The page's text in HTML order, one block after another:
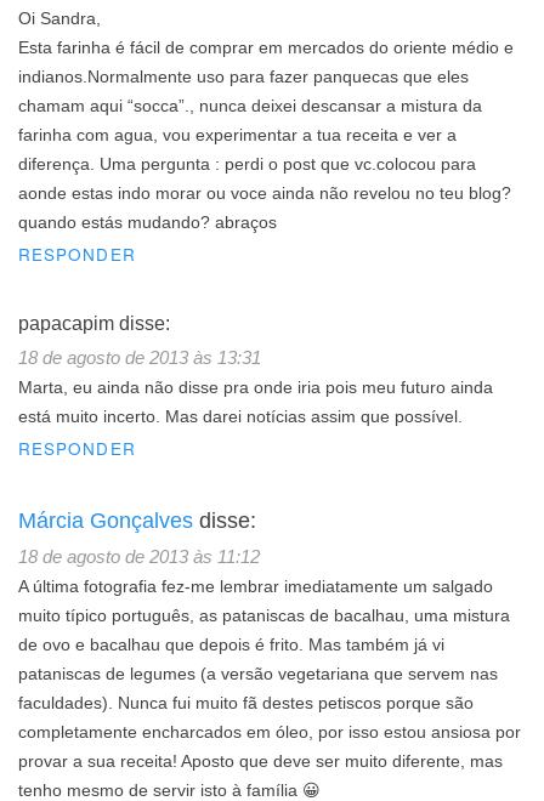
Oi Sandra,
Esta farinha é fácil de comprar em mercados do oriente médio e
indianos.Normalmente uso para fazer panquecas que eles
chamam aqui “socca”., nunca deixei descansar a mistura da
farinha com agua, vou experimentar a tua receita e ver a
diferença. Uma pergunta : perdi o post que vc.colocou para
aonde estas indo morar ou voce ainda não revelou no teu blog?
quando estás mudando? abraços
RESPONDER
papacapim disse:
18 de agosto de 2013 às 13:31
Marta, eu ainda não disse pra onde iria pois meu futuro ainda
está muito incerto. Mas darei notícias assim que possível.
RESPONDER
Márcia Gonçalves disse:
18 de agosto de 2013 às 11:12
A última fotografia fez-me lembrar imediatamente um salgado
muito típico português, as pataniscas de bacalhau, uma mistura
de ovo e bacalhau que depois é frito. Mas também já vi
pataniscas de legumes (a versão vegetariana que servem nas
faculdades). Nunca fui muito fã destes petiscos porque são
completamente encharcados em óleo, por isso estou ansiosa por
provar a sua receita! Aposto que deve ser muito diferente, mas
tenho mesmo de servir isto à família 😀